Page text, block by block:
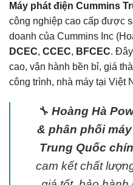
Máy phát điện Cummins
công nghiệp cao cấp được
doanh của Cummins Inc
DCEC, CCEC, BFCEC.
cao, vận hành bền bỉ, giá
công trình, nhà máy tại Việt
🔧 Hoàng Hà
& phân phối
Trung Quốc
cam kết chất